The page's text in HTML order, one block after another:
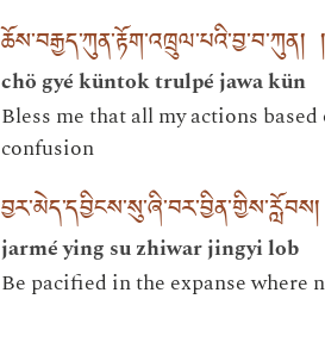
ཆོས་བརྒྱད་ཀུན་རྟོག་འཁྲུལ་པའི་བྱ་བ་ཀུན། །
chö gyé küntok trulpé jawa kün
Bless me that all my actions
confusion
jarmé ying su zhiwar jingyi lob
Be pacified in the expanse where